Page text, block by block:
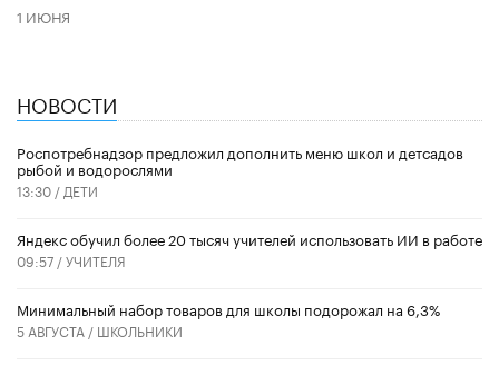
1 ИЮНЯ
НОВОСТИ
Роспотребнадзор предложил дополнить меню школ и детсадов
рыбой и водорослями
13:30 / ДЕТИ
​Яндекс обучил более 20 тысяч учителей использовать ИИ в работе
09:57 /УЧИТЕЛЯ
Минимальный набор товаров для школы подорожал на 6,3%
5 АВГУСТА / ШКОЛЬНИКИ